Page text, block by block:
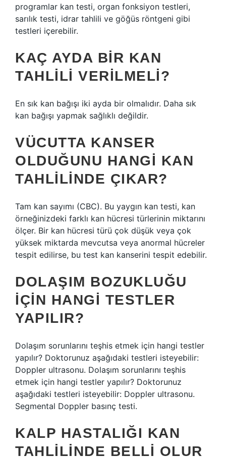
programlar kan testi, organ fonksiyon testleri,
sarılık testi, idrar tahlili ve göğüs röntgeni gibi
testleri içerebilir.
KAÇ AYDA BIR KAN
TAHLILI VERILMELI?
En sık kan bağışı iki ayda bir olmalıdır. Daha sık
kan bağışı yapmak sağlıklı değildir.
VÜCUTTA KANSER
OLDUĞUNU HANGI KAN
TAHLILINDE ÇIKAR?
Tam kan sayımı (CBC). Bu yaygın kan testi, kan
örneğinizdeki farklı kan hücresi türlerinin miktarını
ölçer. Bir kan hücresi türü çok düşük veya çok
yüksek miktarda mevcutsa veya anormal hücreler
tespit edilirse, bu test kan kanserini tespit edebilir.
DOLAŞIM BOZUKLUĞU
IÇIN HANGI TESTLER
YAPILIR?
Dolaşım sorunlarını teşhis etmek için hangi testler
yapılır? Doktorunuz aşağıdaki testleri isteyebilir:
Doppler ultrasonu. Dolaşım sorunlarını teşhis
etmek için hangi testler yapılır? Doktorunuz
aşağıdaki testleri isteyebilir: Doppler ultrasonu.
Segmental Doppler basınç testi.
KALP HASTALIĞI KAN
TAHLILINDE BELLI OLUR